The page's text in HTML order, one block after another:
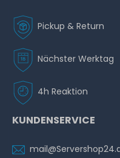
Pickup & Return
Nächster Werktag
4h Reaktion
KUNDENSERVICE